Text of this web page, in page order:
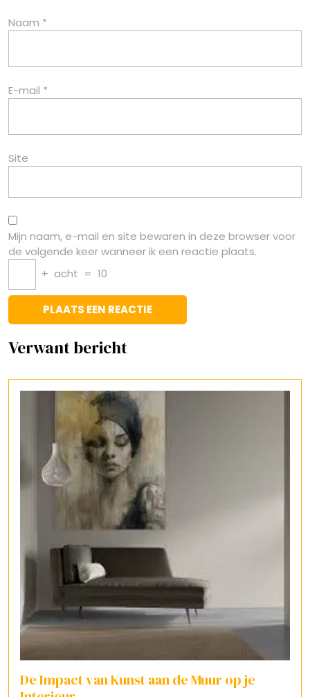
Naam *
E-mail *
Site
Mijn naam, e-mail en site bewaren in deze browser voor
de volgende keer wanneer ik een reactie plaats.
+ acht = 10
Verwant bericht
De Impact van Kunst aan de Muur op je